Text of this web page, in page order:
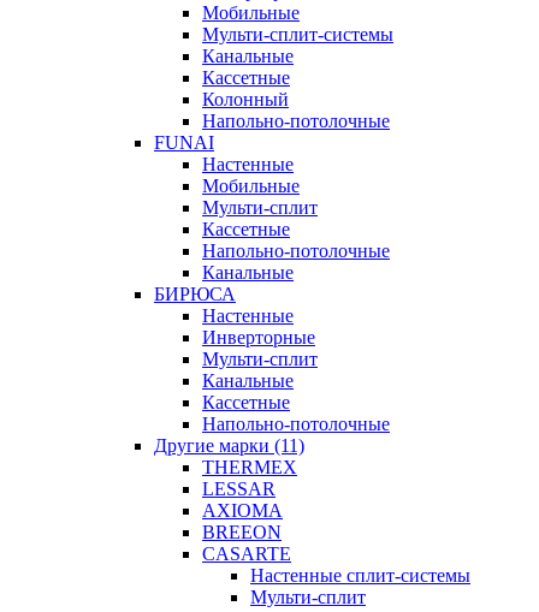
Мобильные
Мульти-сплит-системы
Канальные
Кассетные
Колонный
Напольно-потолочные
FUNAI
Настенные
Мобильные
Мульти-сплит
Кассетные
Напольно-потолочные
Канальные
БИРЮСА
Настенные
Инверторные
Мульти-сплит
Канальные
Кассетные
Напольно-потолочные
Другие марки (11)
THERMEX
LESSAR
AXIOMA
BREEON
CASARTE
Настенные сплит-системы
Мульти-сплит